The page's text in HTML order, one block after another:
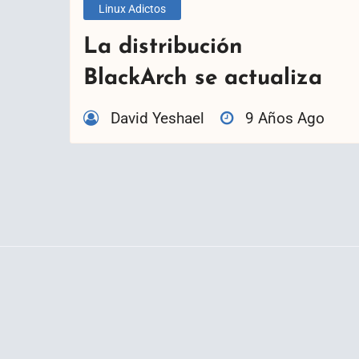
Linux Adictos
La distribución
BlackArch se actualiza
David Yeshael 9 Años Ago